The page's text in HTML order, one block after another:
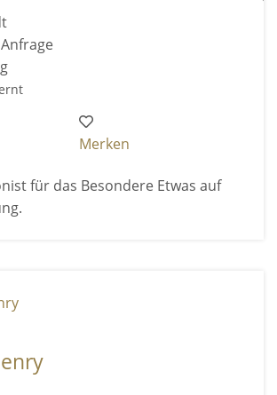
Merken
für das Besondere Etwas auf